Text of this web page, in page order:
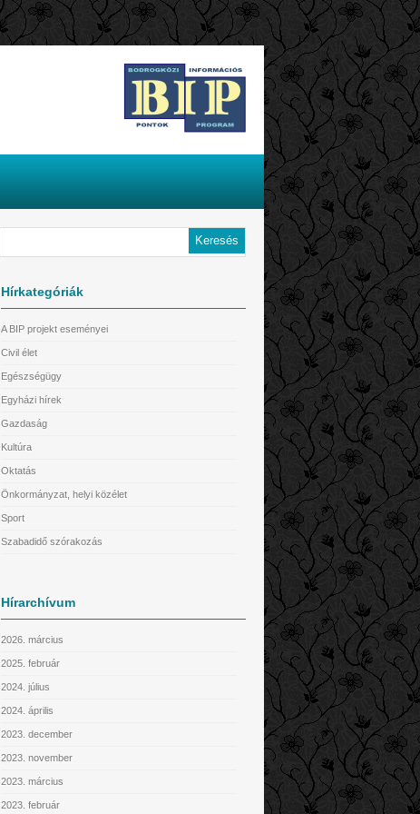
Hírkategóriák
A BIP projekt eseményei
Civil élet
Egészségügy
Egyházi hírek
Gazdaság
Kultúra
Oktatás
Önkormányzat, helyi közélet
Sport
Szabadidő szórakozás
Hírarchívum
2026. március
2025. február
2024. július
2024. április
2023. december
2023. november
2023. március
2023. február